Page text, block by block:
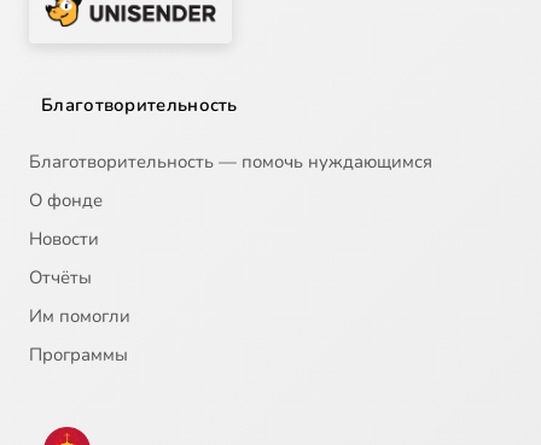
Благотворительность
Благотворительность — помочь нуждающимся
О фонде
Новости
Отчёты
Им помогли
Программы